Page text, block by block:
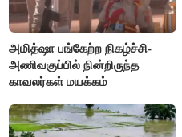
அமித்ஷா பங்கேற்ற நிகழ்ச்சி-
அணிவகுப்பில் நின்றிருந்த
காவலர்கள் மயக்கம்